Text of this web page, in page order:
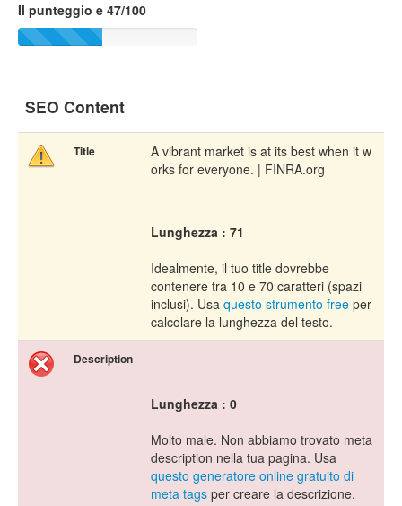
Il punteggio e 47/100
SEO Content
Title
A vibrant market is at its best when it w
orks for everyone. | FINRA.org
Lunghezza : 71
Idealmente, il tuo title dovrebbe
contenere tra 10 e 70 caratteri (spazi
inclusi). Usa questo strumento free per
calcolare la lunghezza del testo.
Description
Lunghezza : 0
Molto male. Non abbiamo trovato meta
description nella tua pagina. Usa
questo generatore online gratuito di
meta tags per creare la descrizione.